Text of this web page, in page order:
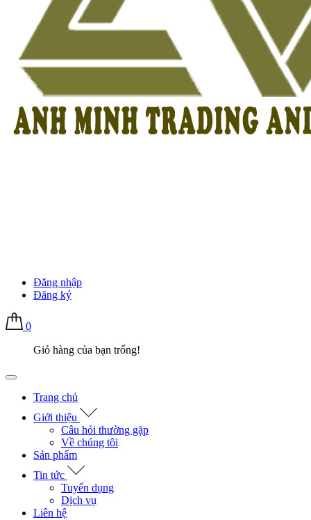
Đăng nhập
Đăng ký
0
Giỏ hàng của bạn trống!
Trang chủ
Giới thiệu
Câu hỏi thường gặp
Về chúng tôi
Sản phẩm
Tin tức
Tuyển dụng
Dịch vụ
Liên hệ